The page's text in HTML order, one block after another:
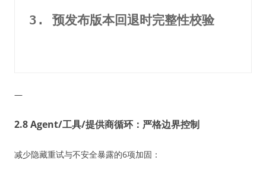
3. 预发布版本回退时完整性校验
—
2.8 Agent/工具/提供商循环：严格边界控制
减少隐藏重试与不安全暴露的6项加固：